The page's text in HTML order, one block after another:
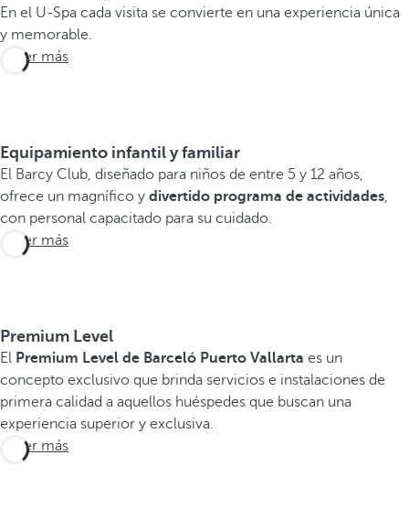
En el U-Spa cada visita se convierte en una experiencia única
y memorable.
Saber más
Equipamiento infantil y familiar
El Barcy Club, diseñado para niños de entre 5 y 12 años,
ofrece un magnífico y divertido programa de actividades
con personal capacitado para su cuidado.
Saber más
Premium Level
El Premium Level de Barceló Puerto Vallarta es un
concepto exclusivo que brinda servicios e instalaciones de
primera calidad a aquellos huéspedes que buscan una
experiencia superior y exclusiva.
Saber más